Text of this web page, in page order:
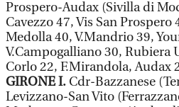
Prospero-Audax (Sivilla di
Cavezzo 47, Vis San Prospero
Medolla 40, V.Mandrio 39,
V.Campogalliano 30, Rubiera
Corlo 22, F.Mirandola, Audax
GIRONE I. Cdr-Bazzanese
Levizzano-San Vito